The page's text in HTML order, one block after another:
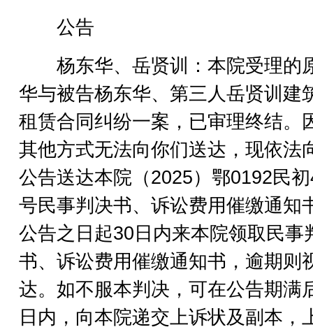
公告
杨东华、岳贤训：本院受理的
华与被告杨东华、第三人岳贤训建
租赁合同纠纷一案，已审理终结。
其他方式无法向你们送达，现依法
公告送达本院（2025）鄂0192民
号民事判决书、诉讼费用催缴通知
公告之日起30日内来本院领取民事
书、诉讼费用催缴通知书，逾期则
达。如不服本判决，可在公告期满
日内，向本院递交上诉状及副本，